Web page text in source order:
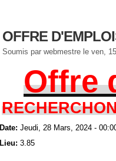
OFFRE
Soumis par webmestre le ven,
Offre
Date: Jeudi, 28 Mars, 2024 -
Lieu: 3.85